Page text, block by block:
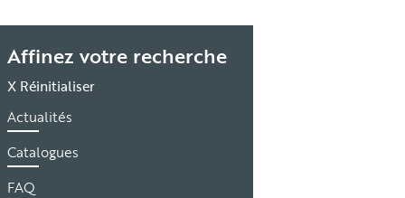
Affinez votre recherche
X Réinitialiser
Actualités
Catalogues
FAQ